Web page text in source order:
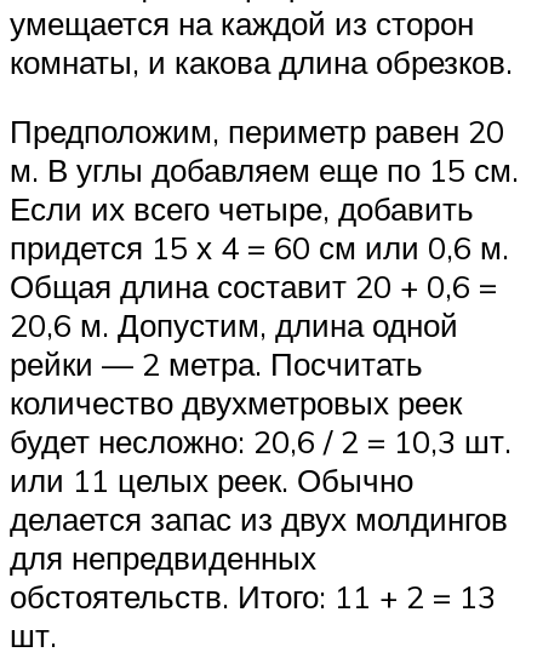
умещается на каждой из сторон
комнаты, и какова длина обрезков.
Предположим, периметр равен 20
м. В углы добавляем еще по 15 см.
Если их всего четыре, добавить
придется 15 х 4 = 60 см или 0,6 м.
Общая длина составит 20 + 0,6 =
20,6 м. Допустим, длина одной
рейки — 2 метра. Посчитать
количество двухметровых реек
будет несложно: 20,6 / 2 = 10,3 шт.
или 11 целых реек. Обычно
делается запас из двух молдингов
для непредвиденных
обстоятельств. Итого: 11 + 2 = 13
шт.